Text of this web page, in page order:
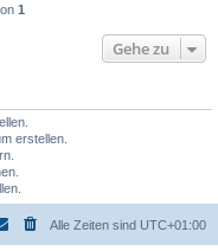
1
Gehe zu
erstellen.
Alle Zeiten sind UTC+01:00